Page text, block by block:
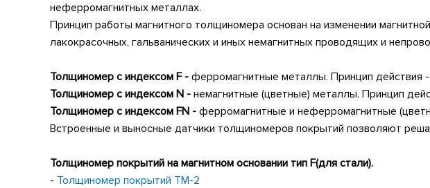
неферромагнитных металлах.
Принцип работы магнитного толщиномера основан на изменении
лакокрасочных, гальванических и иных немагнитных проводящих и
Толщиномер с индексом F - ферромагнитные металлы. Принцип действия -
Толщиномер с индексом N - немагнитные (цветные) металлы. Принцип
Толщиномер с индексом FN - ферромагнитные и неферромагнитные
Встроенные и выносные датчики толщиномеров покрытий позволяют
Толщиномер покрытий на магнитном основании тип F(для стали).
- Толщиномер покрытий ТМ-2